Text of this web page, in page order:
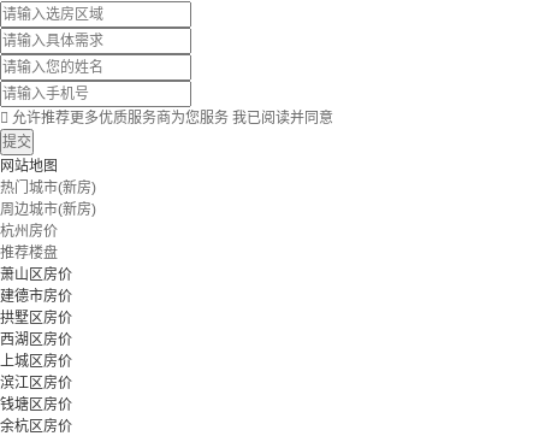
 允许推荐更多优质服务商为您服务 我已阅读并同意
提交
网站地图
热门城市(新房)
周边城市(新房)
杭州房价
推荐楼盘
萧山区房价
建德市房价
拱墅区房价
西湖区房价
上城区房价
滨江区房价
钱塘区房价
余杭区房价